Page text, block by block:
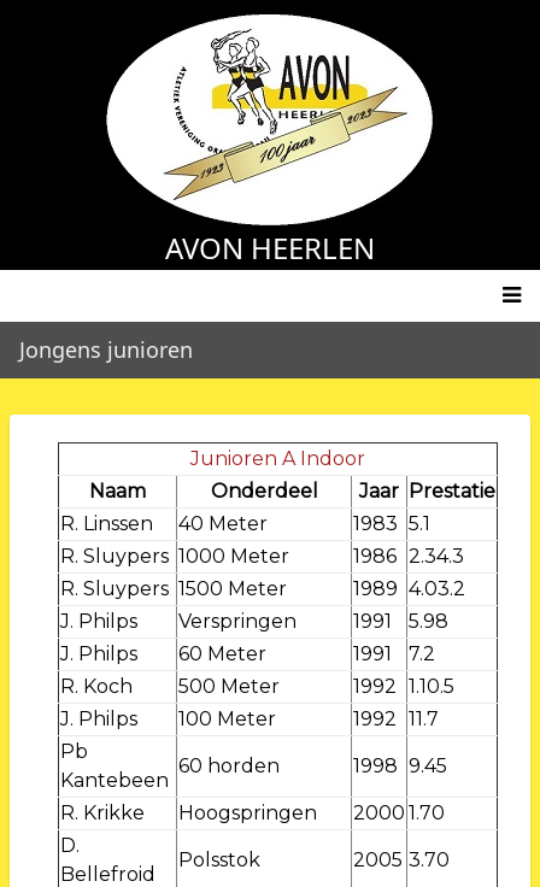
AVON HEERLEN
Main
navigation
Jongens junioren
Junioren A Indoor
Naam
Onderdeel Jaar Prestatie
R. Linssen
40 Meter 1983 5.1
R. Sluypers 1000 Meter 1986 2.34.3
R. Sluypers 1500 Meter 1989 4.03.2
J. Philps
Verspringen 1991
5.98
J. Philps
60 Meter 1991
7.2
R. Koch
500 Meter 1992 1.10.5
J. Philps
100 Meter 1992 11.7
Pb
Kantebeen
60 horden 1998 9.45
R. Krikke Hoogspringen 2000 1.70
D.
Bellefroid
Polsstok 2005 3.70